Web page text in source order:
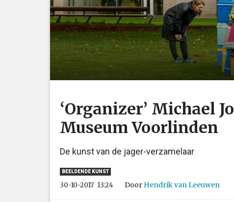
‘Organizer’ Michael
Museum Voorlinden
De kunst van de jager-verzamelaar
BEELDENDE KUNST
30-10-2017 13:24 Door Hendrik van Leeuwen